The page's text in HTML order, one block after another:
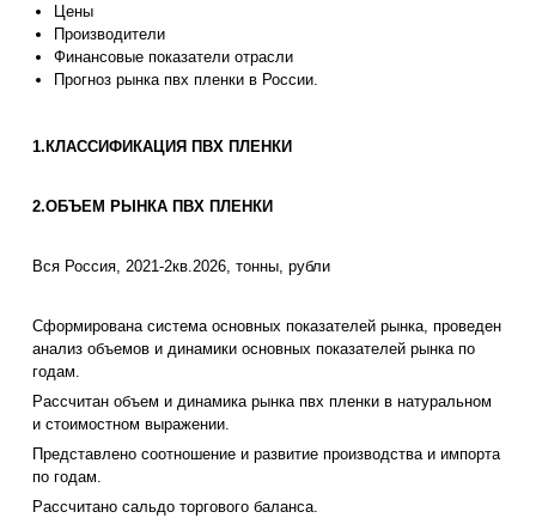
Цены
Производители
Финансовые показатели отрасли
Прогноз рынка пвх пленки в России.
1.КЛАССИФИКАЦИЯ ПВХ ПЛЕНКИ
2.ОБЪЕМ РЫНКА ПВХ ПЛЕНКИ
Вся Россия, 2021-2кв.2026, тонны, рубли
Сформирована система основных показателей рынка, проведен
анализ объемов и динамики основных показателей рынка по
годам.
Рассчитан объем и динамика рынка пвх пленки в натуральном
и стоимостном выражении.
Представлено соотношение и развитие производства и импорта
по годам.
Рассчитано сальдо торгового баланса.